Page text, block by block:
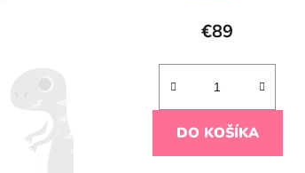
€89
DO KOŠÍKA